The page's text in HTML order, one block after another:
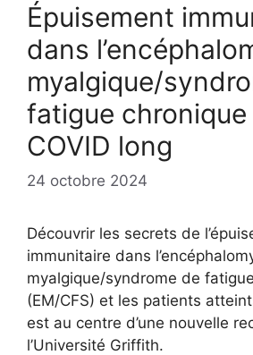
Épuisement
dans
myalgique/
fatigue chronique
COVID long
24 octobre 2024
Découvrir les secrets de
immunitaire dans
myalgique/syndrome de
(EM/CFS) et les patients
est au centre d’une nouvelle
l’Université Griffith.